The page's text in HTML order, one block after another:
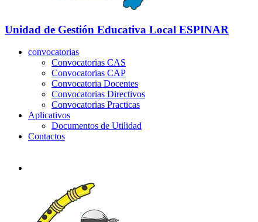
Unidad de Gestión Educativa Local ESPINAR
convocatorias
Convocatorias CAS
Convocatorias CAP
Convocatoria Docentes
Convocatorias Directivos
Convocatorias Practicas
Aplicativos
Documentos de Utilidad
Contactos